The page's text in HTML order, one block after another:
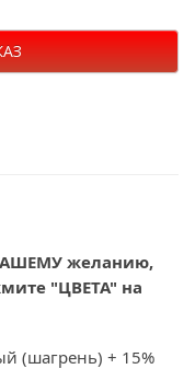
желанию,
"ЦВЕТА" на
(шагрень) + 15%